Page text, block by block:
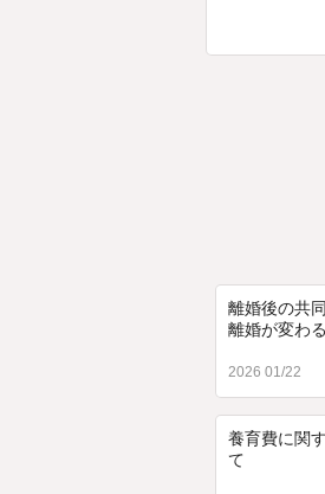
離婚後の共
離婚が変わ
2026 01/22
養育費に関
て